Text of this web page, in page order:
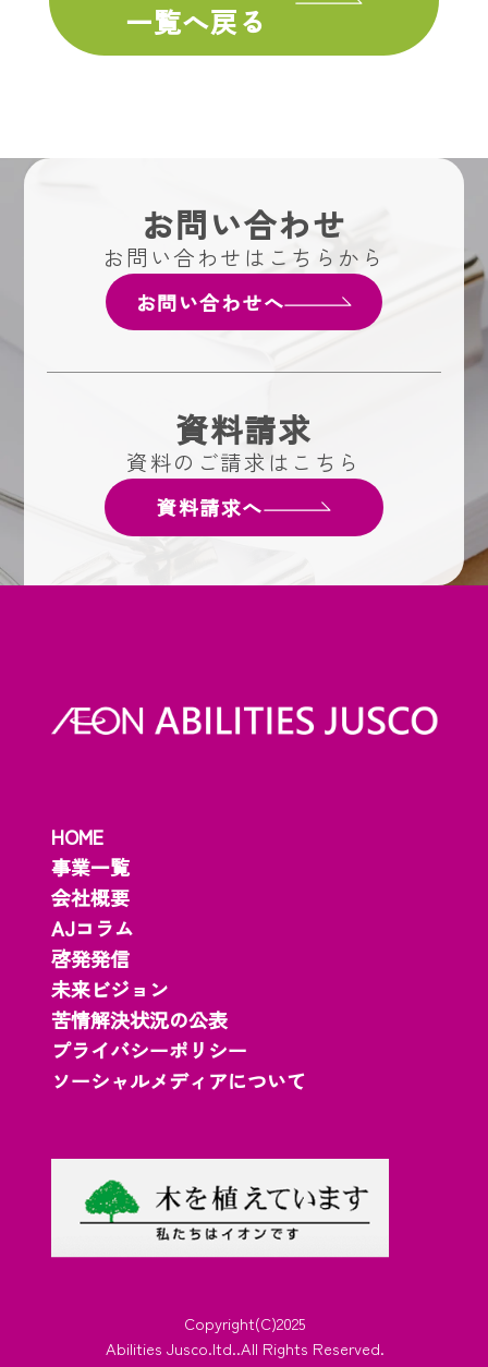
一覧へ戻る
お問い合わせ
お問い合わせはこちらから
お問い合わせへ
資料請求
資料のご請求はこちら
資料請求へ
HOME
事業一覧
会社概要
AJコラム
啓発発信
未来ビジョン
苦情解決状況の公表
プライバシーポリシー
ソーシャルメディアについて
Copyright(C)2025
Abilities Jusco.ltd..All Rights Reserved.